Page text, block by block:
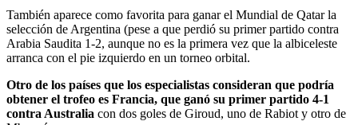
También aparece como favorita para ganar el Mundial de Qatar la
selección de Argentina (pese a que perdió su primer partido contra
Arabia Saudita 1-2, aunque no es la primera vez que la albiceleste
arranca con el pie izquierdo en un torneo orbital.
Otro de los países que los especialistas consideran que podría
obtener el trofeo es Francia, que ganó su primer partido 4-1
contra Australia con dos goles de Giroud, uno de Rabiot y otro de